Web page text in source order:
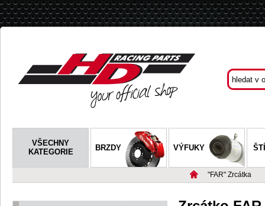
VŠECHNY
KATEGORIE
BRZDY VÝFUKY
"FAR" Zrcátka